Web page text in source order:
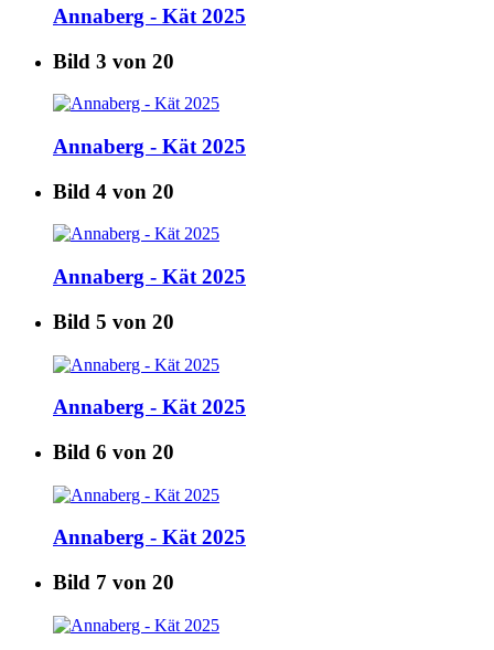
Annaberg - Kät 2025
Bild 3 von 20
Annaberg - Kät 2025
Bild 4 von 20
Annaberg - Kät 2025
Bild 5 von 20
Annaberg - Kät 2025
Bild 6 von 20
Annaberg - Kät 2025
Bild 7 von 20